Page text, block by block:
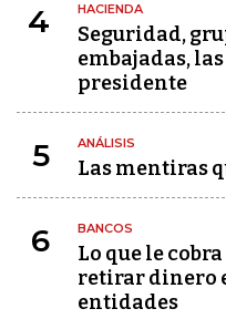
4 HACIENDA
Seguridad,
embajadas,
presidente
5 ANÁLISIS
Las mentiras
6 BANCOS
Lo que le
retirar dinero
entidades